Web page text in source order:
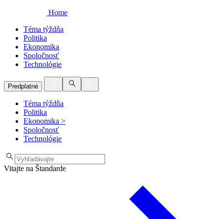
Home
Téma týždňa
Politika
Ekonomika
Spoločnosť
Technológie
Predplatné
Téma týždňa
Politika
Ekonomika >
Spoločnosť
Technológie
Vitajte na Štandarde